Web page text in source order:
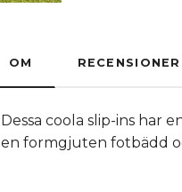
OM RECENSIONER
Dessa coola slip-ins har
en formgjuten fotbädd